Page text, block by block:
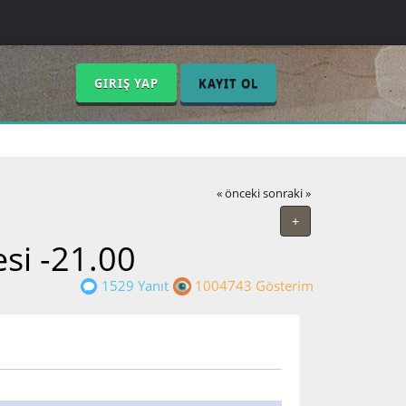
GIRIŞ YAP KAYIT OL
« önceki sonraki »
+
-21.00
1529 Yanıt 1004743 Gösterim